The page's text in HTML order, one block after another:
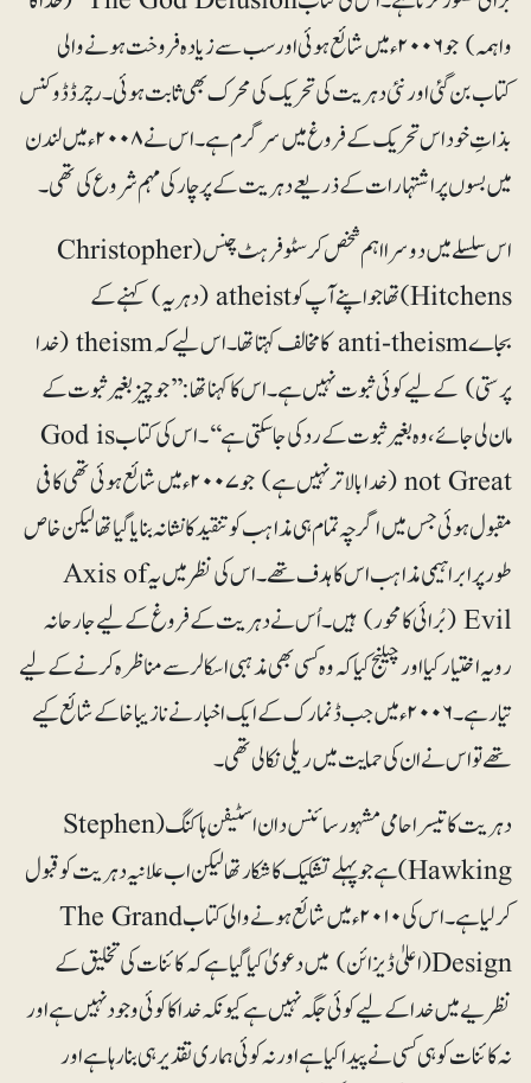
واہمہ) جو ۲۰۰۶ء میں شائع ہوئی اور سب سے زیادہ فروخت ہونے والی
کتاب بن گئی اور نئی دہریت کی تحریک کی محرک بھی ثابت ہوئی۔ رچرڈ ڈوکنس
بذاتِ خود اس تحریک کے فروغ میں سرگرم ہے۔ اس نے ۲۰۰۸ء میں لندن
میں بسوں پر اشتہارات کے ذریعے دہریت کے پرچار کی مہم شروع کی تھی۔
اس سلسلے میں دوسرا اہم شخص کرسٹوفر ہٹ چنس(Christopher
Hitchens) تھا جو اپنے آپ کو atheist (دہریہ) کہنے کے
بجاے anti-theism کا مخالف کہتا تھا۔ اس لیے کہ theism (خدا
پرستی) کے لیے کوئی ثبوت نہیں ہے۔ اس کا کہنا تھا:’’جو چیز بغیر ثبوت کے
مان لی جائے، وہ بغیر ثبوت کے رد کی جاسکتی ہے‘‘۔ اس کی کتاب God is
not Great (خدا بالاتر نہیں ہے) جو ۲۰۰۷ء میں شائع ہوئی تھی کافی
مقبول ہوئی جس میں اگرچہ تمام ہی مذاہب کو تنقید کا نشانہ بنایا گیا تھالیکن خاص
طور پر ابراہیمی مذاہب اس کا ہدف تھے۔ اس کی نظر میں یہ Axis of
Evil (بُرائی کا محور) ہیں۔ اُس نے دہریت کے فروغ کے لیے جارحانہ
رویہ اختیار کیا اور چیلنج کیا کہ وہ کسی بھی مذہبی اسکالر سے مناظرہ کرنے کے لیے
تیار ہے۔ ۲۰۰۶ء میں جب ڈنمارک کے ایک اخبار نے نازیبا خاکے شائع کیے
تھے تو اس نے ان کی حمایت میں ریلی نکالی تھی۔
دہریت کا تیسرا حامی مشہور سائنس دان اسٹیفن ہاکنگ(Stephen
Hawking) ہے جو پہلے تشکیک کا شکار تھا لیکن اب علانیہ دہریت کو قبول
کرلیا ہے۔ اس کی ۲۰۱۰ء میں شائع ہونے والی کتاب The Grand
Design(اعلیٰ ڈیزائن) میں دعویٰ کیا گیا ہے کہ کائنات کی تخلیق کے
نظریے میں خدا کے لیے کوئی جگہ نہیں ہے کیونکہ خدا کا کوئی وجود نہیں ہے اور
نہ کائنات کو ہی کسی نے پیدا کیا ہے اور نہ کوئی ہماری تقدیر ہی بنارہا ہے اور